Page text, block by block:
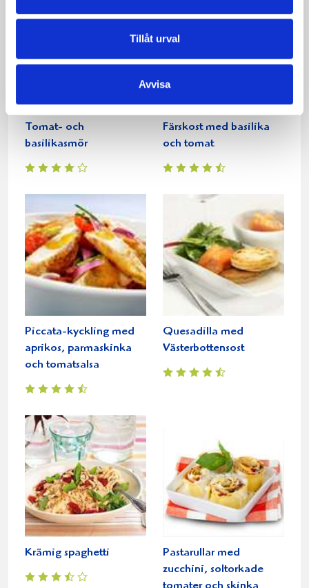
Tillåt urval
Avvisa
Tomat- och
basilikasmör
Färskost med basilika
och tomat
Piccata-kyckling med
aprikos, parmaskinka
och tomatsalsa
Quesadilla med
Västerbottensost
Krämig spaghetti
Pastarullar med
zucchini, soltorkade